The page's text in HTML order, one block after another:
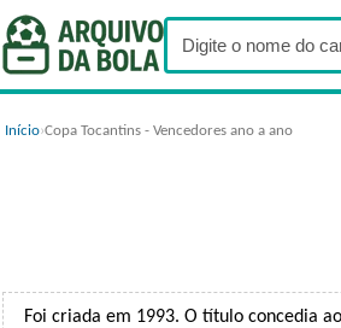
Início›Copa Tocantins - Vencedores ano a ano
Foi criada em 1993. O título concedia